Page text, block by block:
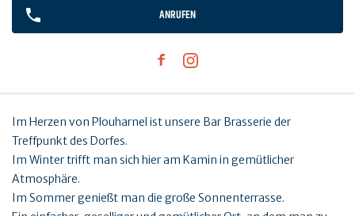
ANRUFEN
Im Herzen von Plouharnel ist unsere Bar Brasserie der
Treffpunkt des Dorfes.
Im Winter trifft man sich hier am Kamin in gemütlicher
Atmosphäre.
Im Sommer genießt man die große Sonnenterrasse.